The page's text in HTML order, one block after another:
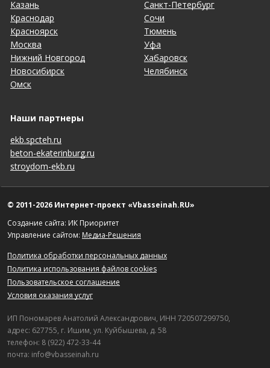
Казань
Краснодар
Красноярск
Москва
Нижний Новгород
Новосибирск
Омск
Санкт-Петербург
Сочи
Тюмень
Уфа
Хабаровск
Челябинск
Наши партнеры
ekb.spcteh.ru
beton-ekaterinburg.ru
stroydom-ekb.ru
© 2011-2026 Интернет-проект «Vbasseinah.RU»
Создание сайта: ИК Приоритет
Управление сайтом: Медиа-Решения
Политика обработки персональных данных
Политика использования файлов cookies
Пользовательское соглашение
Условия оказания услуг
ИП Пономарев Анатолий Александрович, ИНН 720507299750,
адрес: 627755, г. Ишим, ул. Куйбышева, д. 58
телефон: 8 (922) 472-33-44
почта: info@vbasseinah.ru